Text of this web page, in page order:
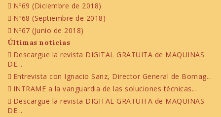
Nº69 (Diciembre de 2018)
Nº68 (Septiembre de 2018)
Nº67 (Junio de 2018)
Últimas noticias
Descargue la revista DIGITAL GRATUITA de MAQUINAS
DE...
Entrevista con Ignacio Sanz, Director General de Bomag...
INTRAME a la vanguardia de las soluciones técnicas...
Descargue la revista DIGITAL GRATUITA de MAQUINAS
DE...